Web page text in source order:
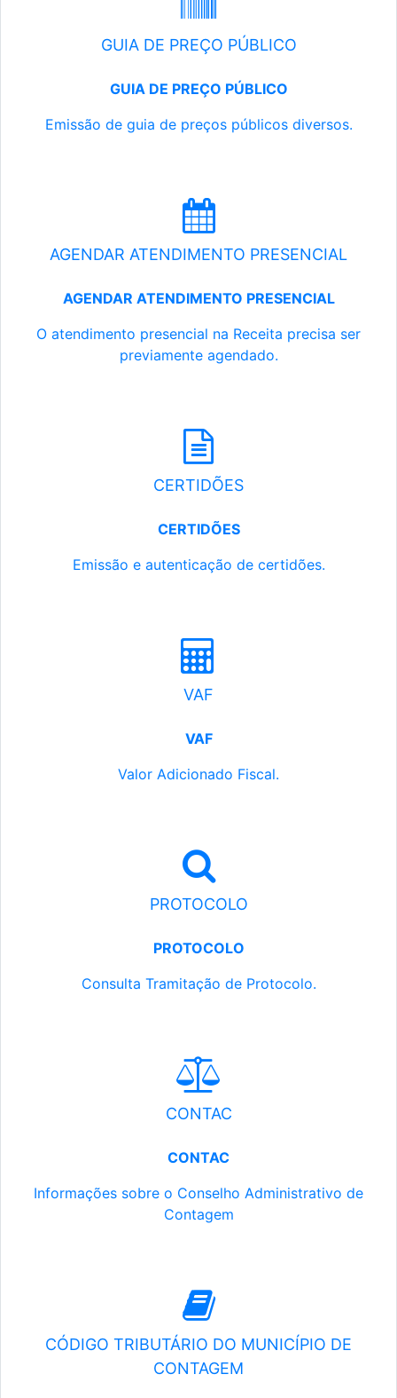
GUIA DE PREÇO PÚBLICO
GUIA DE PREÇO PÚBLICO
Emissão de guia de preços públicos diversos.
AGENDAR ATENDIMENTO PRESENCIAL
AGENDAR ATENDIMENTO PRESENCIAL
O atendimento presencial na Receita precisa ser
previamente agendado.
CERTIDÕES
CERTIDÕES
Emissão e autenticação de certidões.
VAF
VAF
Valor Adicionado Fiscal.
PROTOCOLO
PROTOCOLO
Consulta Tramitação de Protocolo.
CONTAC
CONTAC
Informações sobre o Conselho Administrativo de
Contagem
CÓDIGO TRIBUTÁRIO DO MUNICÍPIO DE
CONTAGEM